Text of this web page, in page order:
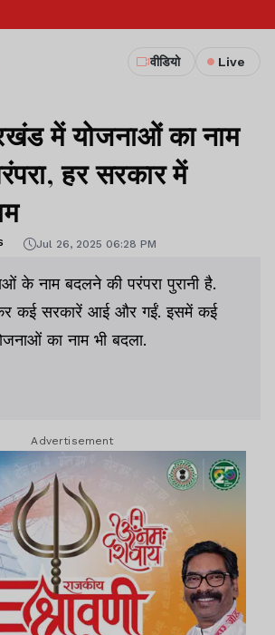
वीडियो Live
में योजनाओं का नाम
हर सरकार में
Jul 26, 2025 06:28 PM
के नाम बदलने की परंपरा पुरानी है.
कई सरकारें आई और गईं. इसमें कई
का नाम भी बदला.
Advertisement